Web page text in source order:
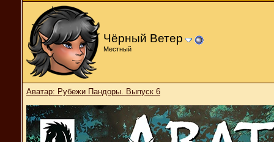
Чёрный Ветер
Местный
Аватар: Рубежи Пандоры. Выпуск 6